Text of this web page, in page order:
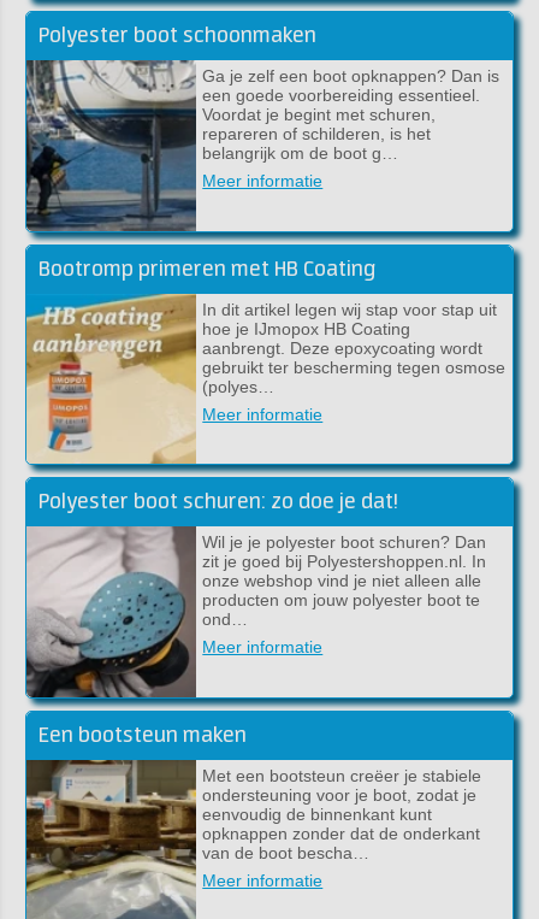
Polyester boot schoonmaken
Ga je zelf een boot opknappen? Dan is
een goede voorbereiding essentieel.
Voordat je begint met schuren,
repareren of schilderen, is het
belangrijk om de boot g…
Meer informatie
Bootromp primeren met HB Coating
In dit artikel legen wij stap voor stap uit
hoe je IJmopox HB Coating
aanbrengt. Deze epoxycoating wordt
gebruikt ter bescherming tegen osmose
(polyes…
Meer informatie
Polyester boot schuren: zo doe je dat!
Wil je je polyester boot schuren? Dan
zit je goed bij Polyestershoppen.nl. In
onze webshop vind je niet alleen alle
producten om jouw polyester boot te
ond…
Meer informatie
Een bootsteun maken
Met een bootsteun creëer je stabiele
ondersteuning voor je boot, zodat je
eenvoudig de binnenkant kunt
opknappen zonder dat de onderkant
van de boot bescha…
Meer informatie